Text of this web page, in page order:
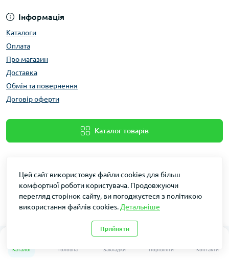
Каталог Головна Закладки
0
Порівняти Контакти
Інформація
Каталоги
Оплата
Про магазин
Доставка
Обмін та повернення
Договір оферти
Каталог товарів
Dakin © 2026
Цей сайт використовує файли cookies для більш
комфортної роботи користувача. Продовжуючи
перегляд сторінок сайту, ви погоджуєтеся з політикою
використання файлів cookies. Детальніше
Прийняти